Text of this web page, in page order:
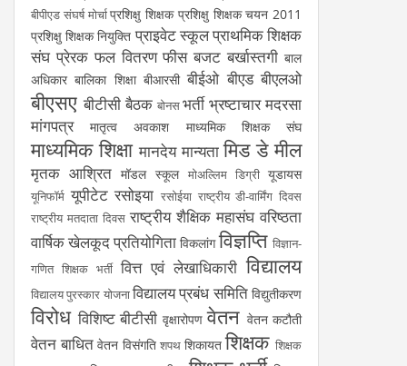
बीपीएड संघर्ष मोर्चा प्रशिक्षु शिक्षक प्रशिक्षु शिक्षक चयन 2011
प्रशिक्षु शिक्षक नियुक्ति प्राइवेट स्कूलप्राथमिक शिक्षक
संघ प्रेरक फल वितरण फीस बजट बर्खास्तगी बाल
अधिकार बालिका शिक्षा बीआरसी बीईओ बीएड बीएलओ
बीएसए बीटीसी बैठक बोनस भर्ती भ्रष्टाचार मदरसा
मांगपत्र
मातृत्व अवकाश माध्यमिक शिक्षक संघ
माध्यमिक शिक्षा मानदेय मान्यता मिड डे मील
मृतक आश्रित मॉडल स्कूल मोअल्लिम डिग्री यूडायस
यूनिफॉर्म यूपीटेट रसोइया रसोईया राष्ट्रीय डी-वार्मिंग दिवस
राष्ट्रीय मतदाता दिवस राष्ट्रीय शैक्षिक महासंघ वरिष्ठता
वार्षिक खेलकूद प्रतियोगिता विकलांग विज्ञप्ति विज्ञान-
गणित शिक्षक भर्ती वित्त एवं लेखाधिकारी विद्यालय
विद्यालय पुरस्कार योजनाविद्यालय प्रबंध समिति विद्युतीकरण
विरोध विशिष्ट बीटीसी वृक्षारोपण वेतन वेतन कटौती
वेतन बाधित वेतन विसंगति शपथ शिकायत शिक्षक शिक्षक